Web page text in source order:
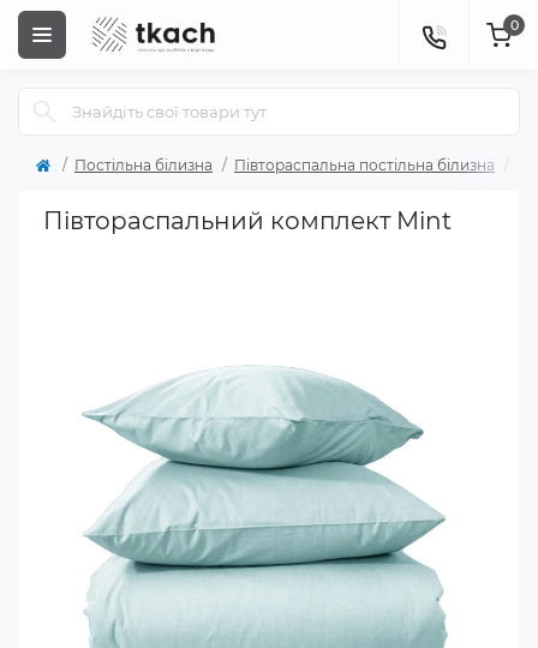
0
Постільна білизна Півтораспальна постільна білизна
Півтораспальний комплект Mint